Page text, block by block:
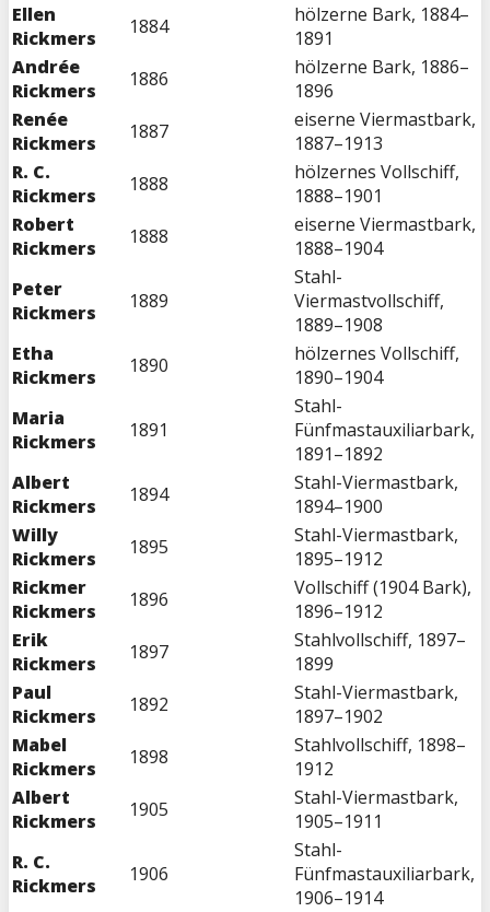
Ellen
Rickmers
1884
hölzerne Bark, 1884–
1891
Andrée
Rickmers
1886
hölzerne Bark, 1886–
1896
Renée
Rickmers
1887
eiserne Viermastbark,
1887–1913
R. C.
Rickmers
1888
hölzernes Vollschiff,
1888–1901
Robert
Rickmers
1888
eiserne Viermastbark,
1888–1904
Peter
Rickmers
1889
Stahl-
Viermastvollschiff,
1889–1908
Etha
Rickmers
1890
hölzernes Vollschiff,
1890–1904
Maria
Rickmers
1891
Stahl-
Fünfmastauxiliarbark,
1891–1892
Albert
Rickmers
1894
Stahl-Viermastbark,
1894–1900
Willy
Rickmers
1895
Stahl-Viermastbark,
1895–1912
Rickmer
Rickmers
1896
Vollschiff (1904 Bark),
1896–1912
Erik
Rickmers
1897
Stahlvollschiff, 1897–
1899
Paul
Rickmers
1892
Stahl-Viermastbark,
1897–1902
Mabel
Rickmers
1898
Stahlvollschiff, 1898–
1912
Albert
Rickmers
1905
Stahl-Viermastbark,
1905–1911
R. C.
Rickmers
1906
Stahl-
Fünfmastauxiliarbark,
1906–1914